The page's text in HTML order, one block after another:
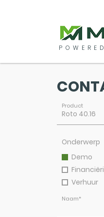
Product
Onderwerp
Demo
Verhuur
Naam*